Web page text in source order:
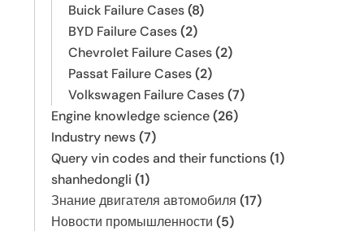
Buick Failure Cases(8)
BYD Failure Cases(2)
Chevrolet Failure Cases(2)
Passat Failure Cases(2)
Volkswagen Failure Cases(7)
Engine knowledge science(26)
Industry news(7)
Query vin codes and their functions(1)
shanhedongli (1)
Знание двигателя автомобиля (17)
Новости промышленности (5)